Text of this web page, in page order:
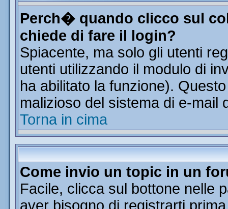
Perch� quando clicco sul
chiede di fare il login?
Spiacente, ma solo gli utenti
utenti utilizzando il modulo di
ha abilitato la funzione).
malizioso del sistema di e-mail
Torna in cima
Come invio un topic in un
Facile, clicca sul bottone nelle
aver bisogno di registrarti